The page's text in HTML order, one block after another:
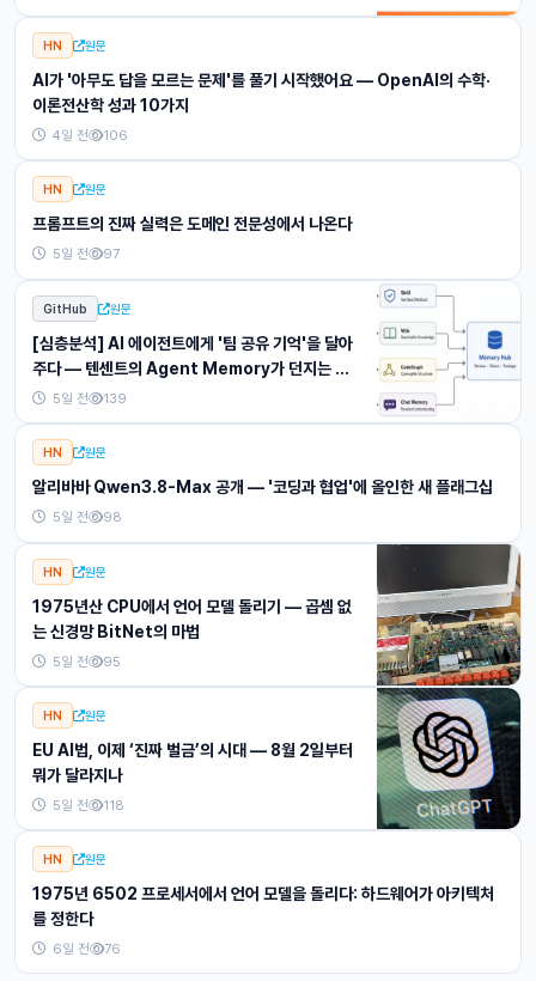
HN 원문
AI가 '아무도 답을 모르는 문제'를 풀기 시작했어요 — OpenAI의 수학·
이론전산학 성과 10가지
4일 전 106
HN 원문
프롬프트의 진짜 실력은 도메인 전문성에서 나온다
5일 전 97
GitHub 원문
[심층분석] AI 에이전트에게 '팀 공유 기억'을 달아
주다 — 텐센트의 Agent Memory가 던지는 질
문 5일 전 139
HN 원문
알리바바 Qwen3.8-Max 공개 — '코딩과 협업'에 올인한 새 플래그십
5일 전 98
HN 원문
1975년산 CPU에서 언어 모델 돌리기 — 곱셈 없
는 신경망 BitNet의 마법
5일 전 95
HN 원문
EU AI법, 이제 ‘진짜 벌금’의 시대 — 8월 2일부터
뭐가 달라지나
5일 전 118
HN 원문
1975년 6502 프로세서에서 언어 모델을 돌리다: 하드웨어가 아키텍처
를 정한다
6일 전 76